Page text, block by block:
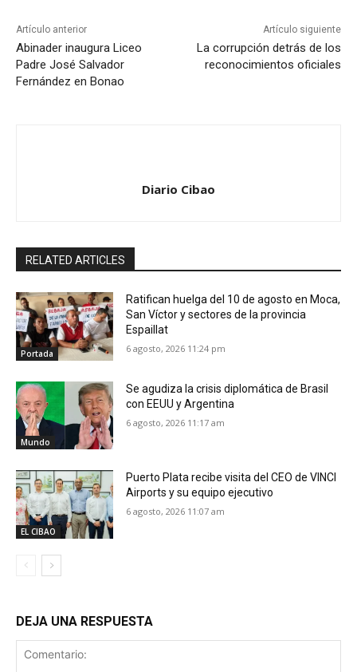
Artículo anterior
Abinader inaugura Liceo
Padre José Salvador
Fernández en Bonao
Artículo siguiente
La corrupción detrás de los
reconocimientos oficiales
Diario Cibao
RELATED ARTICLES
Portada
Ratifican huelga del 10 de agosto en Moca,
San Víctor y sectores de la provincia
Espaillat
6 agosto, 2026 11:24 pm
Mundo
Se agudiza la crisis diplomática de Brasil
con EEUU y Argentina
6 agosto, 2026 11:17 am
EL CIBAO
Puerto Plata recibe visita del CEO de VINCI
Airports y su equipo ejecutivo
6 agosto, 2026 11:07 am
DEJA UNA RESPUESTA